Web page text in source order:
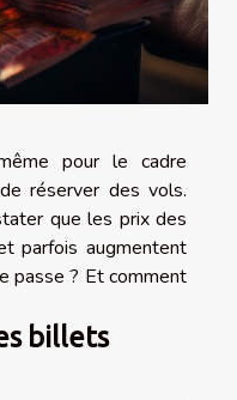
pour le cadre
réserver des vols.
que les prix des
parfois augmentent
passe ? Et comment
billets